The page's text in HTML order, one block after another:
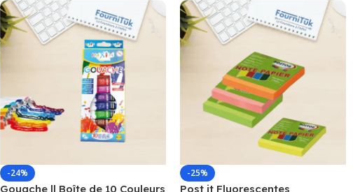
-24%
Gouache || Boîte de 10 Couleurs
-25%
Post it Fluorescentes